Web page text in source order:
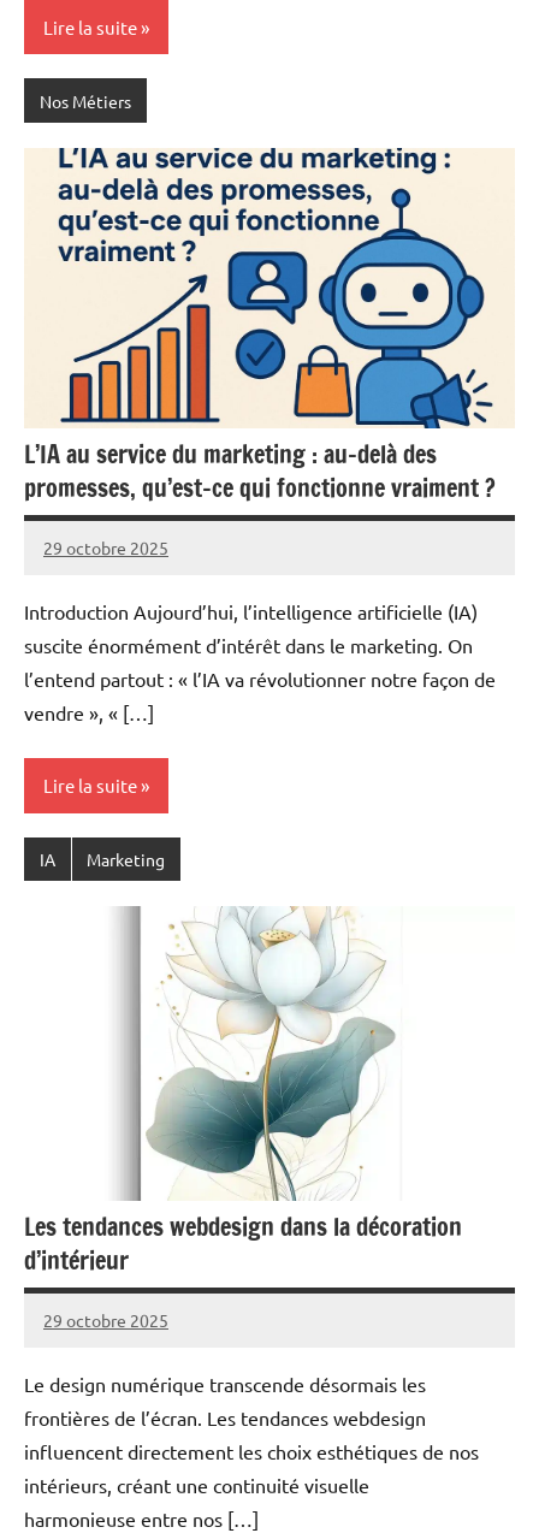
Lire la suite
Nos Métiers
L’IA au service du marketing : au-delà des
promesses, qu’est-ce qui fonctionne vraiment ?
29 octobre 2025
Ruben
Introduction Aujourd’hui, l’intelligence artificielle (IA)
suscite énormément d’intérêt dans le marketing. On
l’entend partout : « l’IA va révolutionner notre façon de
vendre », « […]
Lire la suite
IA Marketing
Les tendances webdesign dans la décoration
d’intérieur
29 octobre 2025
Marc
Le design numérique transcende désormais les
frontières de l’écran. Les tendances webdesign
influencent directement les choix esthétiques de nos
intérieurs, créant une continuité visuelle
harmonieuse entre nos […]